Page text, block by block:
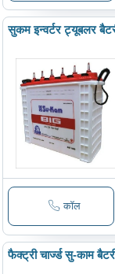
सुकम इन्वर्टर ट्यूबलर
कॉल
फैक्ट्री चार्ज्ड सु-काम